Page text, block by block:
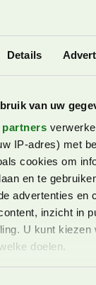
Details
van uw
partners
IP-adres) met
cookies om
en te
advertenties en
inzicht in
U kunt kiezen
doelen.
kan je nog
wandeling van
maar we
die dit wel had